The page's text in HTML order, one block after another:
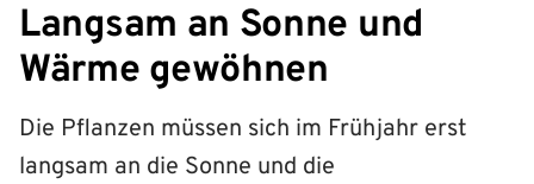
Langsam an Sonne und
Wärme gewöhnen
Die Pflanzen müssen sich im Frühjahr erst
langsam an die Sonne und die